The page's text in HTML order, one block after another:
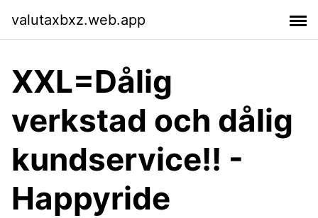
valutaxbxz.web.app
XXL=Dålig
verkstad och dålig
kundservice!! -
Happyride